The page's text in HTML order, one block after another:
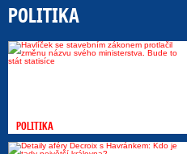
POLITIKA
POLITIKA